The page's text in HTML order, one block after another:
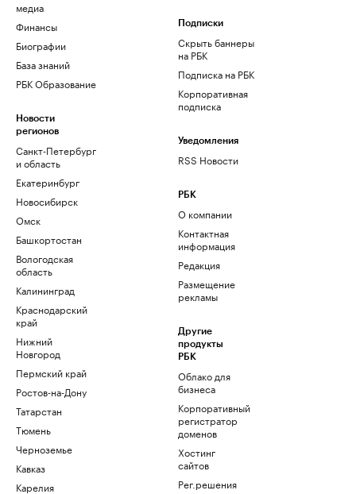
медиа
Финансы
Биографии
База знаний
РБК Образование
Новости
регионов
Санкт-Петербург
и область
Екатеринбург
Новосибирск
Омск
Башкортостан
Вологодская
область
Калининград
Краснодарский
край
Нижний
Новгород
Пермский край
Ростов-на-Дону
Татарстан
Тюмень
Черноземье
Кавказ
Карелия
Подписки
Скрыть баннеры
на РБК
Подписка на РБК
Корпоративная
подписка
Уведомления
RSS Новости
РБК
О компании
Контактная
информация
Редакция
Размещение
рекламы
Другие
продукты
РБК
Облако для
бизнеса
Корпоративный
регистратор
доменов
Хостинг
сайтов
Рег.решения